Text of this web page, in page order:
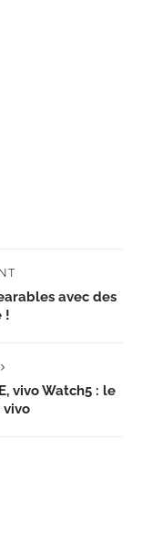
avec des
!
vivo Watch5 : le
vivo